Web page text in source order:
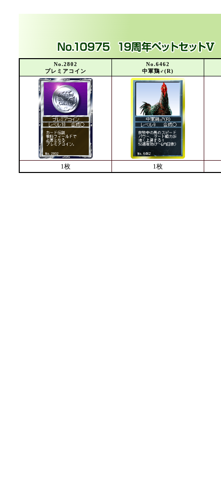
No.2802
プレミアコイン
No.6462
中軍鶏♂(R)
1枚 1枚